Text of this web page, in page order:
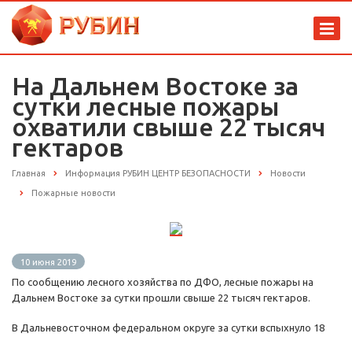
На Дальнем Востоке за
сутки лесные пожары
охватили свыше 22 тысяч
гектаров
Главная Информация РУБИН ЦЕНТР БЕЗОПАСНОСТИ Новости
Пожарные новости
10 июня 2019
По сообщению лесного хозяйства по ДФО, лесные пожары на
Дальнем Востоке за сутки прошли свыше 22 тысяч гектаров.
В Дальневосточном федеральном округе за сутки вспыхнуло 18